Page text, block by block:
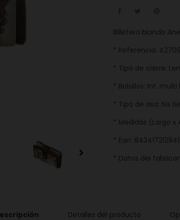
Billetero blando
* Referencia:
* Tipo de cierre:
* Bolsillos: Int. multi
* Tipo de asa: No
* Medidas (Largo x
* Ean:
* Datos del
Detalles del producto